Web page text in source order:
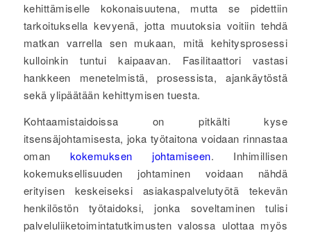
kehittämiselle kokonaisuutena, mutta se pidettiin
tarkoituksella kevyenä, jotta muutoksia voitiin tehdä
matkan varrella sen mukaan, mitä kehitysprosessi
kulloinkin tuntui kaipaavan. Fasilitaattori vastasi
hankkeen menetelmistä, prosessista, ajankäytöstä
sekä ylipäätään kehittymisen tuesta.
Kohtaamistaidoissa on pitkälti kyse
itsensäjohtamisesta, joka työtaitona voidaan rinnastaa
oman kokemuksen johtamiseen. Inhimillisen
kokemuksellisuuden johtaminen voidaan nähdä
erityisen keskeiseksi asiakaspalvelutyötä tekevän
henkilöstön työtaidoksi, jonka soveltaminen tulisi
palveluliiketoimintatutkimusten valossa ulottaa myös